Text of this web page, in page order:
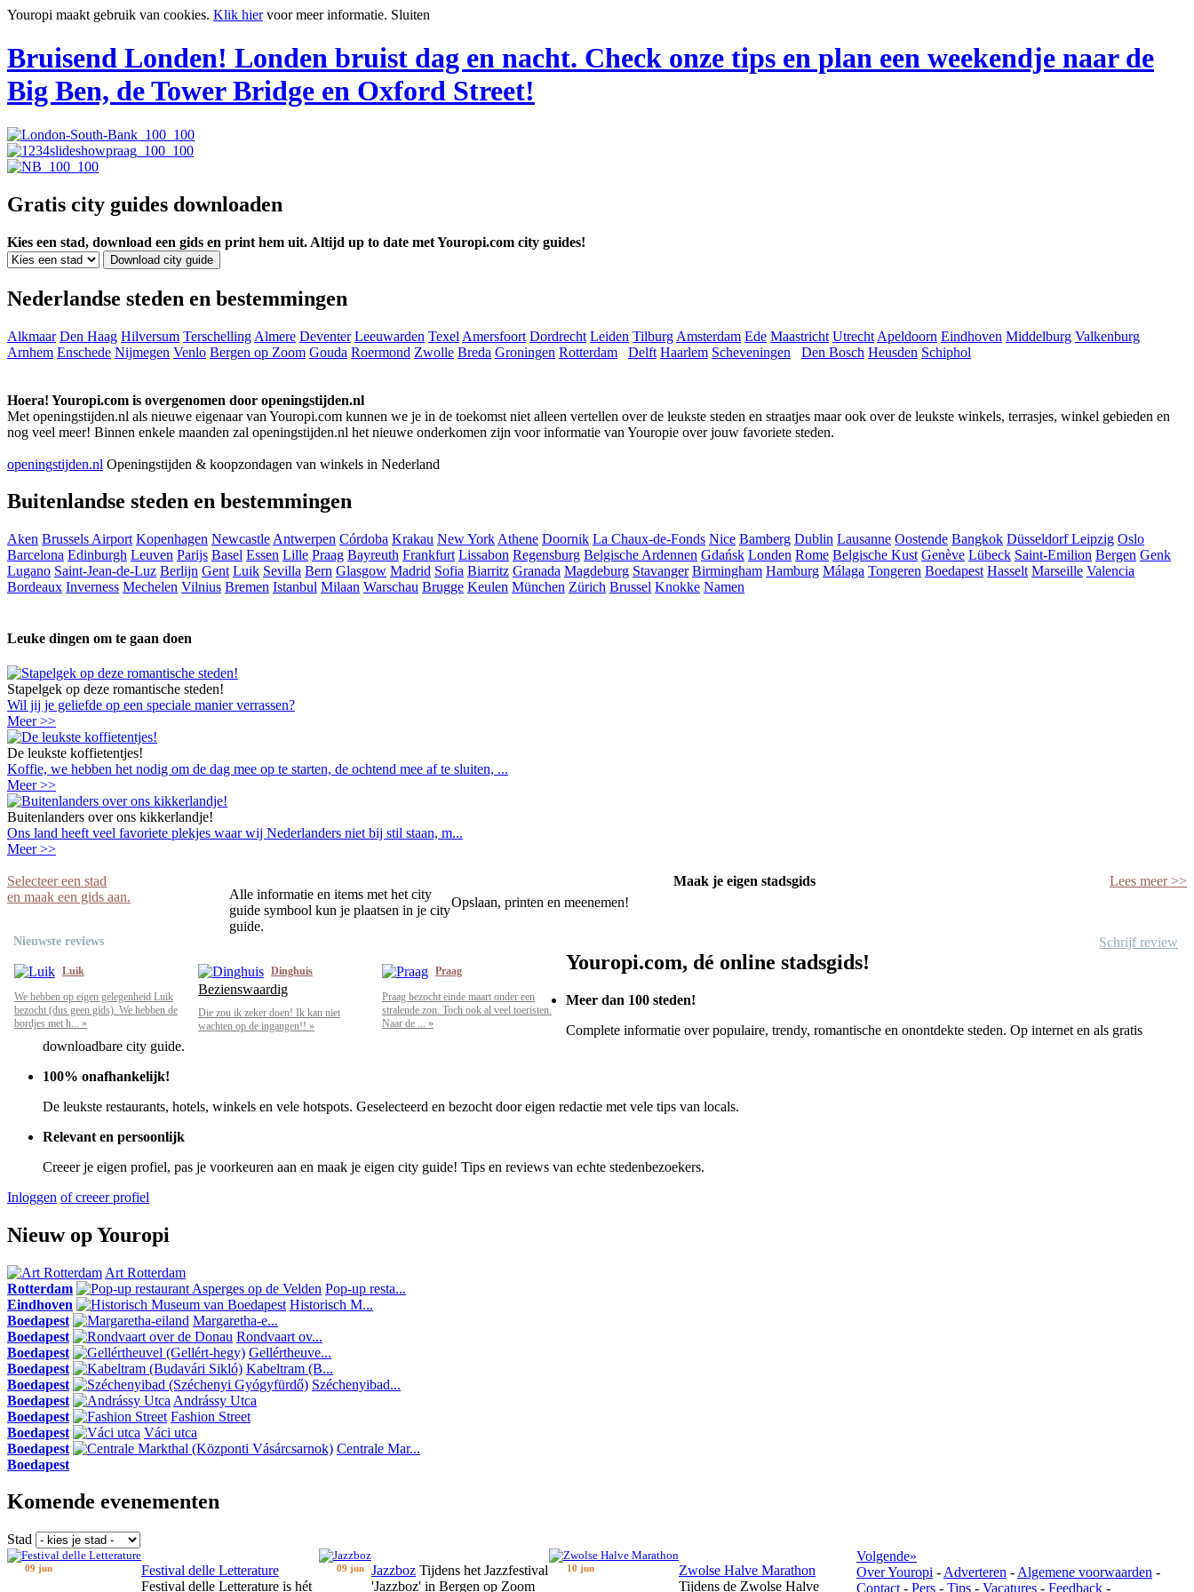
Youropi maakt gebruik van cookies. Klik hiervoor meer informatie. Sluiten
Bruisend Londen! Londen bruist dag en nacht. Check onze tips en plan een weekendje naar de
Big Ben, de Tower Bridge en Oxford Street!
Gratis city guides downloaden
Kies een stad, download een gids en print hem uit. Altijd up to date met Youropi.com city guides!
Nederlandse steden en bestemmingen
Alkmaar Den Haag Hilversum Terschelling Almere Deventer Leeuwarden Texel Amersfoort Dordrecht Leiden Tilburg Amsterdam Ede Maastricht Utrecht Apeldoorn Eindhoven Middelburg Valkenburg
Arnhem Enschede Nijmegen Venlo Bergen op Zoom Gouda Roermond Zwolle Breda Groningen Rotterdam Delft Haarlem Scheveningen Den Bosch Heusden Schiphol
Hoera! Youropi.com is overgenomen door openingstijden.nl
Met openingstijden.nl als nieuwe eigenaar van Youropi.com kunnen we je in de toekomst niet alleen vertellen over de leukste steden en straatjes maar ook over de leukste winkels, terrasjes, winkel gebieden en
nog veel meer! Binnen enkele maanden zal openingstijden.nl het nieuwe onderkomen zijn voor informatie van Youropie over jouw favoriete steden.
openingstijden.nl Openingstijden & koopzondagen van winkels in Nederland
Buitenlandse steden en bestemmingen
Aken Brussels Airport Kopenhagen Newcastle Antwerpen Córdoba Krakau New York Athene Doornik La Chaux-de-Fonds Nice Bamberg Dublin Lausanne Oostende Bangkok DüsseldorfLeipzig Oslo
Barcelona Edinburgh Leuven Parijs Basel Essen Lille Praag Bayreuth Frankfurt Lissabon Regensburg Belgische Ardennen Gdańsk Londen Rome Belgische Kust Genève Lübeck Saint-Emilion Bergen Genk
Lugano Saint-Jean-de-Luz Berlijn Gent Luik Sevilla Bern Glasgow Madrid Sofia Biarritz Granada Magdeburg Stavanger Birmingham Hamburg Málaga Tongeren Boedapest Hasselt Marseille Valencia
Bordeaux Inverness Mechelen Vilnius Bremen Istanbul Milaan Warschau Brugge Keulen München Zürich Brussel Knokke Namen
Leuke dingen om te gaan doen
Stapelgek op deze romantische steden!
Wil jij je geliefde op een speciale manier verrassen?
Meer >>
De leukste koffietentjes!
Koffie, we hebben het nodig om de dag mee op te starten, de ochtend mee af te sluiten, ...
Meer >>
Buitenlanders over ons kikkerlandje!
Ons land heeft veel favoriete plekjes waar wij Nederlanders niet bij stil staan, m...
Meer >>
Maak je eigen stadsgids
Selecteer een stad
en maak een gids aan.
Alle informatie en items met het city
guide symbool kun je plaatsen in je city
guide.
Opslaan, printen en meenemen!
Lees meer >>
Nieuwste reviews Schrijf review
Luik
We hebben op eigen gelegenheid Luik
bezocht (dus geen gids). We hebben de
bordjes met h... »
Dinghuis
Bezienswaardig
Die zou ik zeker doen! Ik kan niet
wachten op de ingangen!! »
Praag
Praag bezocht einde maart onder een
stralende zon. Toch ook al veel toeristen.
Naar de ... »
Youropi.com, dé online stadsgids!
Meer dan 100 steden!
Complete informatie over populaire, trendy, romantische en onontdekte steden. Op internet en als gratis
downloadbare city guide.
100% onafhankelijk!
De leukste restaurants, hotels, winkels en vele hotspots. Geselecteerd en bezocht door eigen redactie met vele tips van locals.
Relevant en persoonlijk
Creeer je eigen profiel, pas je voorkeuren aan en maak je eigen city guide! Tips en reviews van echte stedenbezoekers.
Inloggen of creeer profiel
Nieuw op Youropi
Art Rotterdam
Rotterdam
Pop-up resta...
Eindhoven
Historisch M...
Boedapest
Margaretha-e...
Boedapest
Rondvaart ov...
Boedapest
Gellértheuve...
Boedapest
Kabeltram (B...
Boedapest
Széchenyibad...
Boedapest
Andrássy Utca
Boedapest
Fashion Street
Boedapest
Váci utca
Boedapest
Centrale Mar...
Boedapest
Komende evenementen
Stad
09 jun
Festival delle Letterature
Festival delle Letterature is hét
09 jun Jazzboz Tijdens het Jazzfestival
'Jazzboz' in Bergen op Zoom
10 jun
Zwolse Halve Marathon
Tijdens de Zwolse Halve
Volgende»
Over Youropi - Adverteren - Algemene voorwaarden -
Contact - Pers - Tips - Vacatures - Feedback -